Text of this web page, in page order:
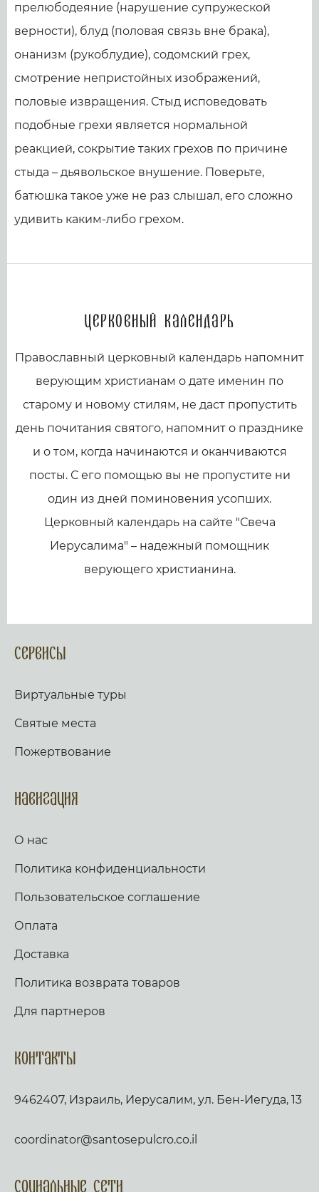
прелюбодеяние (нарушение супружеской
верности), блуд (половая связь вне брака),
онанизм (рукоблудие), содомский грех,
смотрение непристойных изображений,
половые извращения. Стыд исповедовать
подобные грехи является нормальной
реакцией, сокрытие таких грехов по причине
стыда – дьявольское внушение. Поверьте,
батюшка такое уже не раз слышал, его сложно
удивить каким-либо грехом.
Церковный календарь
Православный церковный календарь напомнит
верующим христианам о дате именин по
старому и новому стилям, не даст пропустить
день почитания святого, напомнит о празднике
и о том, когда начинаются и оканчиваются
посты. С его помощью вы не пропустите ни
один из дней поминовения усопших.
Церковный календарь на сайте "Свеча
Иерусалима" – надежный помощник
верующего христианина.
Сервисы
Виртуальные туры
Святые места
Пожертвование
Навигация
О нас
Политика конфиденциальности
Пользовательское соглашение
Оплата
Доставка
Политика возврата товаров
Для партнеров
Контакты
9462407, Израиль, Иерусалим, ул. Бен-Иегуда, 13
coordinator@santosepulcro.co.il
Социальные сети